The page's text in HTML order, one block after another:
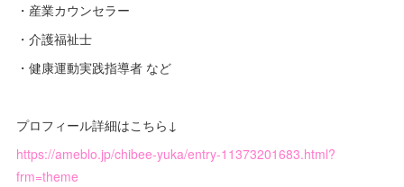
・産業カウンセラー
・介護福祉士
・健康運動実践指導者 など
プロフィール詳細はこちら↓
https://ameblo.jp/chibee-yuka/entry-11373201683.html?
frm=theme